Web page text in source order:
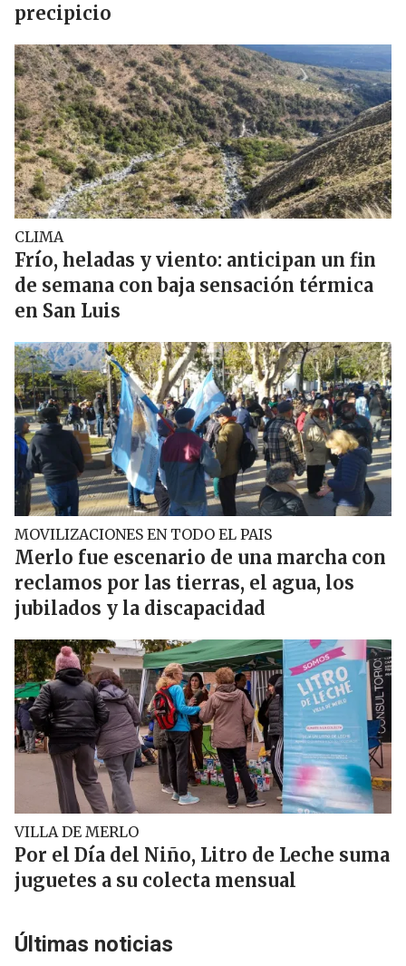
precipicio
CLIMA
Frío, heladas y viento: anticipan un fin
de semana con baja sensación térmica
en San Luis
MOVILIZACIONES EN TODO EL PAIS
Merlo fue escenario de una marcha con
reclamos por las tierras, el agua, los
jubilados y la discapacidad
VILLA DE MERLO
Por el Día del Niño, Litro de Leche suma
juguetes a su colecta mensual
Últimas noticias